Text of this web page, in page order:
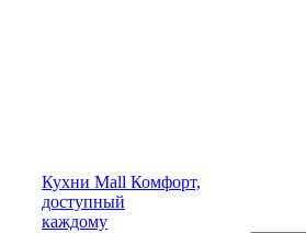
Кухни Mall Комфорт,
доступный
каждому